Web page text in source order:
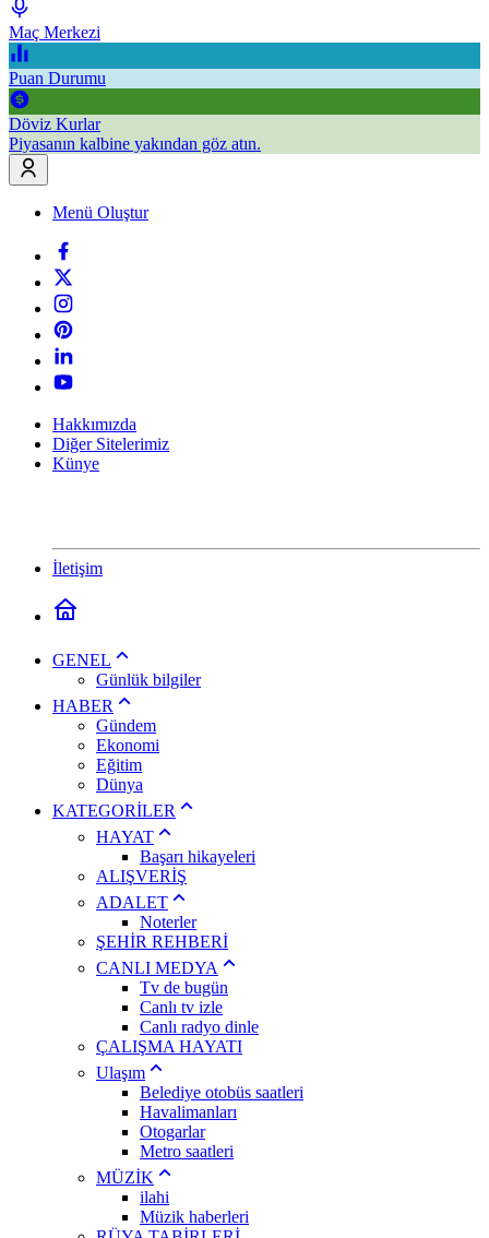
Maç Merkezi
Puan Durumu
Döviz Kurlar
Piyasanın kalbine yakından göz atın.
Menü Oluştur
Hakkımızda
Diğer Sitelerimiz
Künye
İletişim
GENEL
Günlük bilgiler
HABER
Gündem
Ekonomi
Eğitim
Dünya
KATEGORİLER
HAYAT
Başarı hikayeleri
ALIŞVERİŞ
ADALET
Noterler
ŞEHİR REHBERİ
CANLI MEDYA
Tv de bugün
Canlı tv izle
Canlı radyo dinle
ÇALIŞMA HAYATI
Ulaşım
Belediye otobüs saatleri
Havalimanları
Otogarlar
Metro saatleri
MÜZİK
ilahi
Müzik haberleri